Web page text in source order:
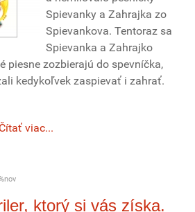
Spievanky a Zahrajka zo
Spievankova. Tentoraz sa
Spievanka a Zahrajko
piesne zozbierajú do spevníčka,
kedykoľvek zaspievať i zahrať.
Čítať viac...
ktorý si vás získa.